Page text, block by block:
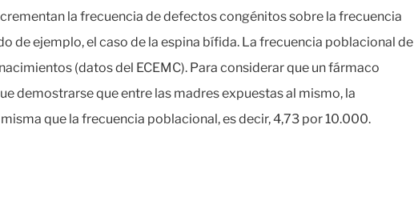
la frecuencia de defectos congénitos sobre la frecuencia
de ejemplo, el caso de la espina bífida. La frecuencia poblacional de
(datos del ECEMC). Para considerar que un fármaco
demostrarse que entre las madres expuestas al mismo, la
que la frecuencia poblacional, es decir, 4,73 por 10.000.